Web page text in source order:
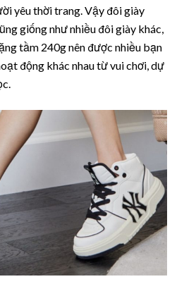
yêu thời trang. Vậy đôi giày
giống như nhiều đôi giày khác,
tầm 240g nên được nhiều bạn
động khác nhau từ vui chơi, dự